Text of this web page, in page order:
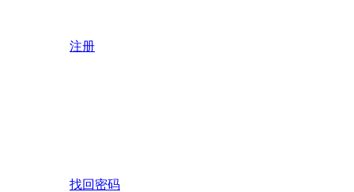
注册
找回密码